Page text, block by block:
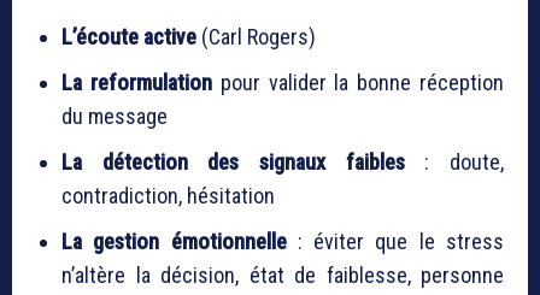
L’écoute active (Carl Rogers)
La reformulationpour valider la bonne réception
du message
La détection des signaux faibles: doute,
contradiction, hésitation
La gestion émotionnelle: éviter que le stress
n’altère la décision, état de faiblesse, personne